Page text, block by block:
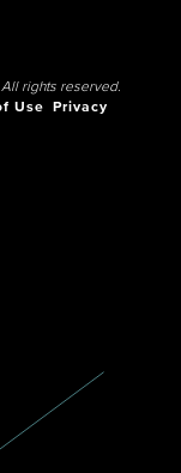
rights reserved.
Use
Privacy